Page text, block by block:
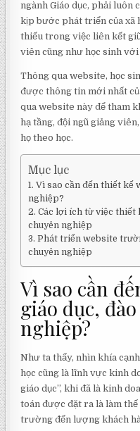
ngành Giáo dục, phải luôn
kịp bước phát triển của xã
thiếu trong việc liên kết
viên cũng như học sinh
Thông qua website, học
được thông tin mới nhất
qua website này để tham
hạ tầng, đội ngũ giảng
họ theo học.
Mục lục
Vì sao cần đến thiết kế
nghiệp?
Các lợi ích từ việc thiết
chuyên nghiệp
Phát triển website
chuyên nghiệp
Vì sao cần
giáo dục,
nghiệp?
Như ta thấy, nhìn khía
học cũng là lĩnh vực kinh
giáo dục”, khi đã là kinh
toán được đặt ra là làm
trường đến lượng khách